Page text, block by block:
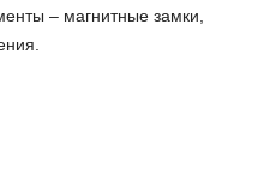
– магнитные замки,